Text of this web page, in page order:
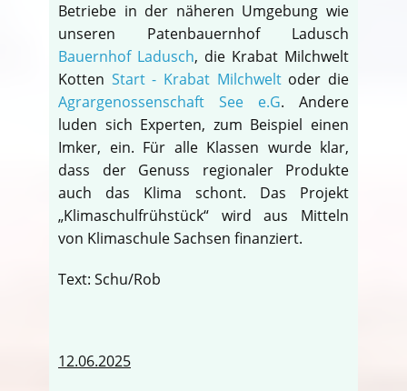
Betriebe in der näheren Umgebung wie
unseren Patenbauernhof Ladusch
Bauernhof Ladusch, die Krabat Milchwelt
Kotten Start - Krabat Milchweltoder die
Agrargenossenschaft See e.G. Andere
luden sich Experten, zum Beispiel einen
Imker, ein. Für alle Klassen wurde klar,
dass der Genuss regionaler Produkte
auch das Klima schont. Das Projekt
„Klimaschulfrühstück“ wird aus Mitteln
von Klimaschule Sachsen finanziert.
Text: Schu/Rob
12.06.2025